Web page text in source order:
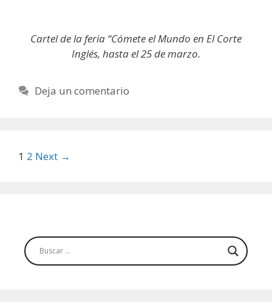
Cartel de la feria “Cómete el Mundo en El Corte
Inglés, hasta el 25 de marzo.
Deja un comentario
Post
1 2 Next →